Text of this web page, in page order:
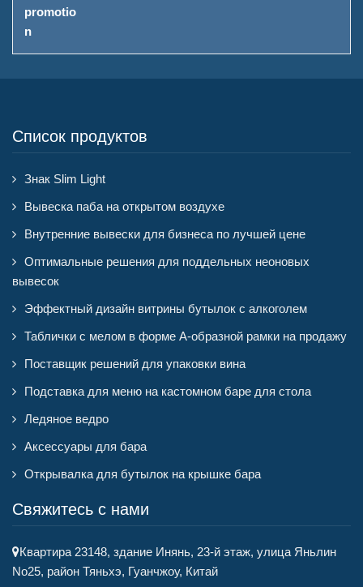
Список продуктов
Знак Slim Light
Вывеска паба на открытом воздухе
Внутренние вывески для бизнеса по лучшей цене
Оптимальные решения для поддельных неоновых
вывесок
Эффектный дизайн витрины бутылок с алкоголем
Таблички с мелом в форме А-образной рамки на продажу
Поставщик решений для упаковки вина
Подставка для меню на кастомном баре для стола
Ледяное ведро
Аксессуары для бара
Открывалка для бутылок на крышке бара
Свяжитесь с нами
Квартира 23148, здание Инянь, 23-й этаж, улица Яньлин
No25, район Тяньхэ, Гуанчжоу, Китай